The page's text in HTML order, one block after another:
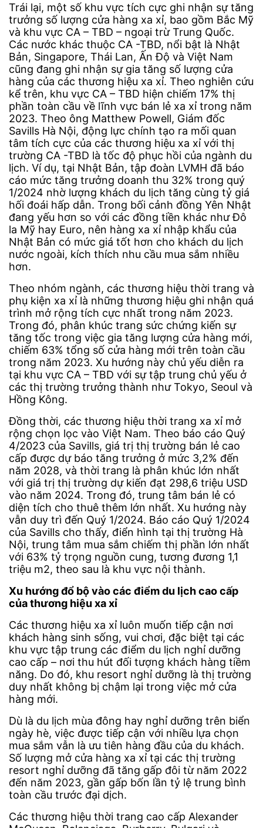
Trái lại, một số khu vực tích cực ghi nhận sự tăng
trưởng số lượng cửa hàng xa xỉ, bao gồm Bắc Mỹ
và khu vực CA – TBD – ngoại trừ Trung Quốc.
Các nước khác thuộc CA -TBD, nổi bật là Nhật
Bản, Singapore, Thái Lan, Ấn Độ và Việt Nam
cũng đang ghi nhận sự gia tăng số lượng cửa
hàng của các thương hiệu xa xỉ. Theo nghiên cứu
kể trên, khu vực CA – TBD hiện chiếm 17% thị
phần toàn cầu về lĩnh vực bán lẻ xa xỉ trong năm
2023. Theo ông Matthew Powell, Giám đốc
Savills Hà Nội, động lực chính tạo ra mối quan
tâm tích cực của các thương hiệu xa xỉ với thị
trường CA -TBD là tốc độ phục hồi của ngành du
lịch. Ví dụ, tại Nhật Bản, tập đoàn LVMH đã báo
cáo mức tăng trưởng doanh thu 32% trong quý
1/2024 nhờ lượng khách du lịch tăng cùng tỷ giá
hối đoái hấp dẫn. Trong bối cảnh đồng Yên Nhật
đang yếu hơn so với các đồng tiền khác như Đô
la Mỹ hay Euro, nên hàng xa xỉ nhập khẩu của
Nhật Bản có mức giá tốt hơn cho khách du lịch
nước ngoài, kích thích nhu cầu mua sắm nhiều
hơn.
Theo nhóm ngành, các thương hiệu thời trang và
phụ kiện xa xỉ là những thương hiệu ghi nhận quá
trình mở rộng tích cực nhất trong năm 2023.
Trong đó, phân khúc trang sức chứng kiến sự
tăng tốc trong việc gia tăng lượng cửa hàng mới,
chiếm 63% tổng số cửa hàng mới trên toàn cầu
trong năm 2023. Xu hướng này chủ yếu diễn ra
tại khu vực CA – TBD với sự tập trung chủ yếu ở
các thị trường trưởng thành như Tokyo, Seoul và
Hồng Kông.
Đồng thời, các thương hiệu thời trang xa xỉ mở
rộng chọn lọc vào Việt Nam. Theo báo cáo Quý
4/2023 của Savills, giá trị thị trường bán lẻ cao
cấp được dự báo tăng trưởng ở mức 3,2% đến
năm 2028, và thời trang là phân khúc lớn nhất
với giá trị thị trường dự kiến đạt 298,6 triệu USD
vào năm 2024. Trong đó, trung tâm bán lẻ có
diện tích cho thuê thêm lớn nhất. Xu hướng này
vẫn duy trì đến Quý 1/2024. Báo cáo Quý 1/2024
của Savills cho thấy, điển hình tại thị trường Hà
Nội, trung tâm mua sắm chiếm thị phần lớn nhất
với 63% tỷ trọng nguồn cung, tương đương 1,1
triệu m2, theo sau là khu vực nội thành.
Xu hướng đổ bộ vào các điểm du lịch cao cấp
của thương hiệu xa xỉ
Các thương hiệu xa xỉ luôn muốn tiếp cận nơi
khách hàng sinh sống, vui chơi, đặc biệt tại các
khu vực tập trung các điểm du lịch nghỉ dưỡng
cao cấp – nơi thu hút đối tượng khách hàng tiềm
năng. Do đó, khu resort nghỉ dưỡng là thị trường
duy nhất không bị chậm lại trong việc mở cửa
hàng mới.
Dù là du lịch mùa đông hay nghỉ dưỡng trên biển
ngày hè, việc được tiếp cận với nhiều lựa chọn
mua sắm vẫn là ưu tiên hàng đầu của du khách.
Số lượng mở cửa hàng xa xỉ tại các thị trường
resort nghỉ dưỡng đã tăng gấp đôi từ năm 2022
đến năm 2023, gần gấp bốn lần tỷ lệ trung bình
toàn cầu trước đại dịch.
Các thương hiệu thời trang cao cấp Alexander